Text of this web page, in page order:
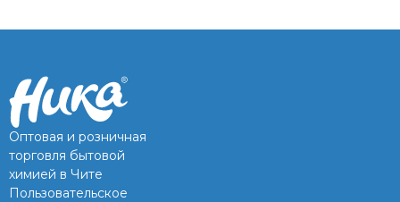
Оптовая и розничная
торговля бытовой
химией в Чите
Пользовательское